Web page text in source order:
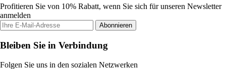
Profitieren Sie von 10% Rabatt, wenn Sie sich für unseren Newsletter
anmelden
Abonnieren
Bleiben Sie in Verbindung
Folgen Sie uns in den sozialen Netzwerken